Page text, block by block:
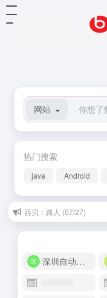
网站
热门搜索
java Android
西贝：路人 (07/27)
深圳自动化商城